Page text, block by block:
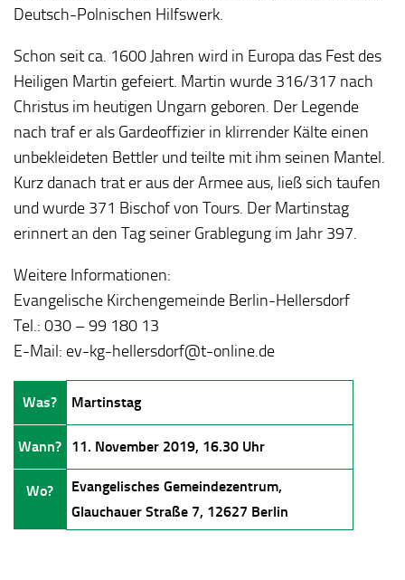
Deutsch-Polnischen Hilfswerk.
Schon seit ca. 1600 Jahren wird in Europa das Fest des
Heiligen Martin gefeiert. Martin wurde 316/317 nach
Christus im heutigen Ungarn geboren. Der Legende
nach traf er als Gardeoffizier in klirrender Kälte einen
unbekleideten Bettler und teilte mit ihm seinen Mantel.
Kurz danach trat er aus der Armee aus, ließ sich taufen
und wurde 371 Bischof von Tours. Der Martinstag
erinnert an den Tag seiner Grablegung im Jahr 397.
Weitere Informationen:
Evangelische Kirchengemeinde Berlin-Hellersdorf
Tel.: 030 – 99 180 13
E-Mail: ev-kg-hellersdorf@t-online.de
Was? Martinstag
Wann? 11. November 2019, 16.30 Uhr
Wo?
Evangelisches Gemeindezentrum,
Glauchauer Straße 7, 12627 Berlin